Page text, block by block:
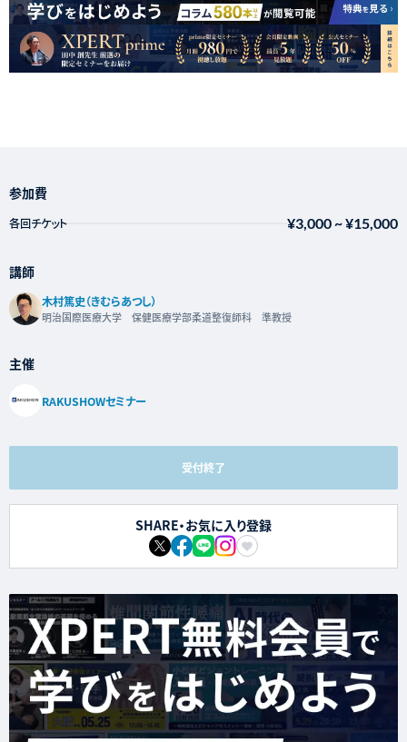
参加費
各回チケット ¥3,000~¥15,000
講師
木村篤史（きむらあつし）
明治国際医療大学 保健医療学部柔道整復師科 準教授
主催
RAKUSHOWセミナー
受付終了
SHARE・お気に入り登録